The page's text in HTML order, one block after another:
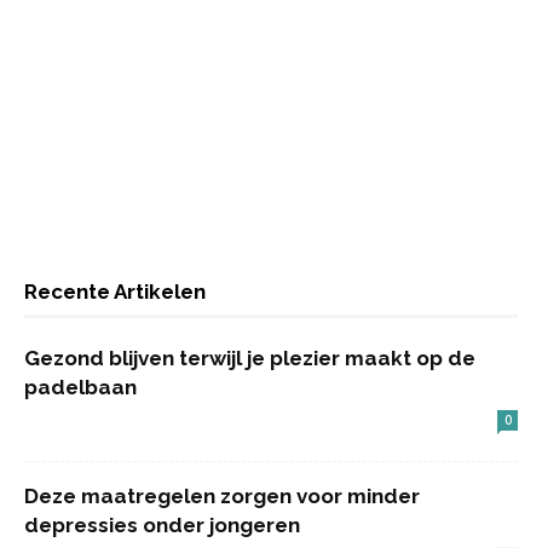
Recente Artikelen
Gezond blijven terwijl je plezier maakt op de
padelbaan
0
Deze maatregelen zorgen voor minder
depressies onder jongeren